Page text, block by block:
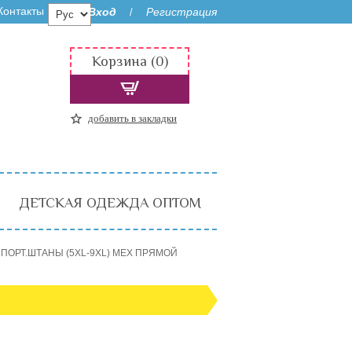
Вход / Регистрация
Корзина (0)
добавить в закладки
ДЕТСКАЯ ОДЕЖДА ОПТОМ
(5XL-9XL) МЕХ ПРЯМОЙ